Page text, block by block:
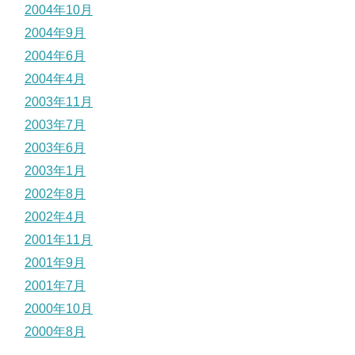
2004年10月
2004年9月
2004年6月
2004年4月
2003年11月
2003年7月
2003年6月
2003年1月
2002年8月
2002年4月
2001年11月
2001年9月
2001年7月
2000年10月
2000年8月